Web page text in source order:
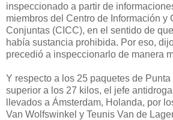
inspeccionado a partir de
miembros del Centro de Información y
Conjuntas (CICC), en el sentido de
había sustancia prohibida. Por eso,
precedió a inspeccionarlo de manera
Y respecto a los 25 paquetes de
superior a los 27 kilos, el jefe
llevados a Ámsterdam, Holanda, por
Van Wolfswinkel y Teunis Van de